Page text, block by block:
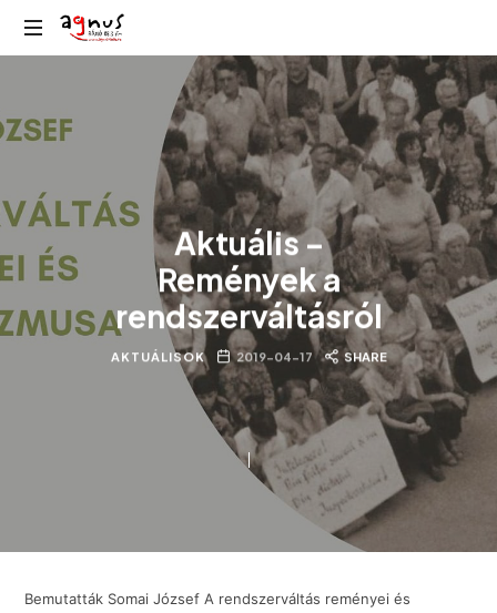
Agnus
rádiója
Aktuális –
Remények a
rendszerváltásról
AKTUÁLISOK 2019-04-17 SHARE
Bemutatták Somai József A rendszerváltás reményei és